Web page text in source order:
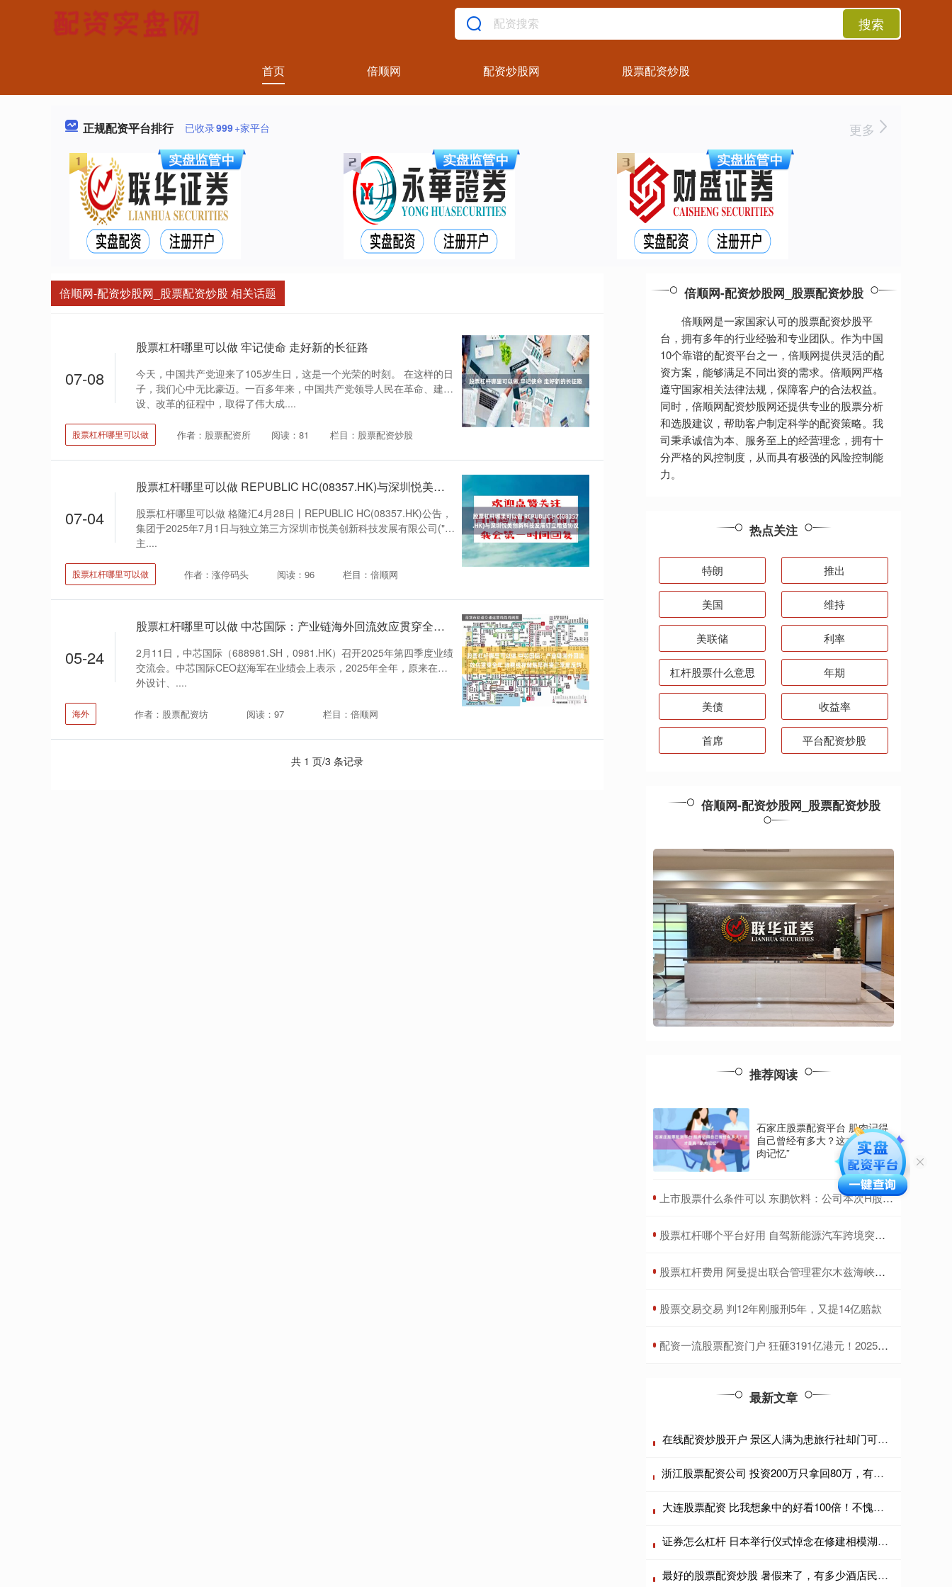
搜索
首页 倍顺网 配资炒股网 股票配资炒股
正规配资平台排行 已收录999+家平台 更多
倍顺网-配资炒股网_股票配资炒股 相关话题
07-08
股票杠杆哪里可以做 牢记使命 走好新的长征路
今天，中国共产党迎来了105岁生日，这是一个光荣的时刻。 在这样的日
子，我们心中无比豪迈。一百多年来，中国共产党领导人民在革命、建
设、改革的征程中，取得了伟大成....
股票杠杆哪里可以做 作者：股票配资所 阅读：81 栏目：股票配资炒股
07-04
股票杠杆哪里可以做 REPUBLIC HC(08357.HK)与深圳悦美创新科技发展订立租赁协议
股票杠杆哪里可以做 格隆汇4月28日丨REPUBLIC HC(08357.HK)公告，
集团于2025年7月1日与独立第三方深圳市悦美创新科技发展有限公司("业
主....
股票杠杆哪里可以做 作者：涨停码头 阅读：96 栏目：倍顺网
05-24
股票杠杆哪里可以做 中芯国际：产业链海外回流效应贯穿全年 消费级存储最早有望三季度反转
2月11日，中芯国际（688981.SH，0981.HK）召开2025年第四季度业绩
交流会。中芯国际CEO赵海军在业绩会上表示，2025年全年，原来在国
外设计、....
海外 作者：股票配资坊 阅读：97 栏目：倍顺网
共 1 页/3 条记录
倍顺网-配资炒股网_股票配资炒股
倍顺网是一家国家认可的股票配资炒股平
台，拥有多年的行业经验和专业团队。作为中国
10个靠谱的配资平台之一，倍顺网提供灵活的配
资方案，能够满足不同出资的需求。倍顺网严格
遵守国家相关法律法规，保障客户的合法权益。
同时，倍顺网配资炒股网还提供专业的股票分析
和选股建议，帮助客户制定科学的配资策略。我
司秉承诚信为本、服务至上的经营理念，拥有十
分严格的风控制度，从而具有极强的风险控制能
力。
热点关注
特朗 推出
美国 维持
美联储 利率
杠杆股票什么意思 年期
美债 收益率
首席 平台配资炒股
倍顺网-配资炒股网_股票配资炒股
推荐阅读
石家庄股票配资平台 肌肉记得
自己曾经有多大？这才是真“肌
肉记忆”
​上市股票什么条件可以 东鹏饮料：公司本次H股发行价格最高不超过每股248港元
​股票杠杆哪个平台好用 自驾新能源汽车跨境突遭远程锁车30多小时 车主：事前未提醒出境会被锁车
​股票杠杆费用 阿曼提出联合管理霍尔木兹海峡新机制
​股票交易交易 判12年刚服刑5年，又提14亿赔款
​配资一流股票配资门户 狂砸3191亿港元！2025港股回购收官 腾讯独揽1/4 连续四年“称王”
最新文章
在线配资炒股开户 景区人满为患旅行社却门可罗雀？游客宁愿睡车里也不跟团
浙江股票配资公司 投资200万只拿回80万，有人血本无归！曾能躺赚的民宿生意不香了
大连股票配资 比我想象中的好看100倍！不愧是国家地理认证，超级治愈
证券怎么杠杆 日本举行仪式悼念在修建相模湖水库中死难的多国劳工(4)
最好的股票配资炒股 暑假来了，有多少酒店民宿老板根本笑不出来？